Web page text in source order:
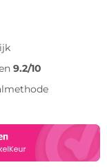
9.2/10